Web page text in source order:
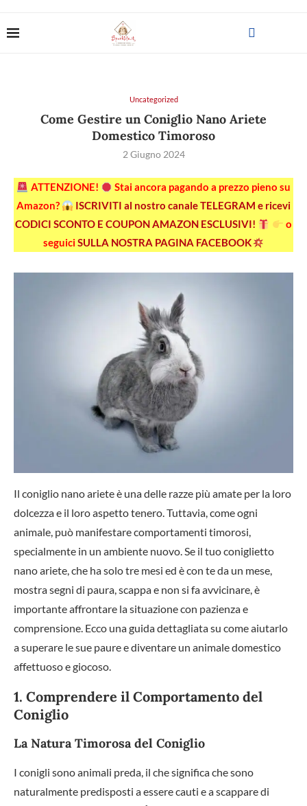
Uncategorized
Come Gestire un Coniglio Nano Ariete
Domestico Timoroso
2 Giugno 2024
ATTENZIONE!
Stai ancora pagando a prezzo pieno su
Amazon?
ISCRIVITI al nostro canale TELEGRAM e ricevi
CODICI SCONTO E COUPON AMAZON ESCLUSIVI!
o
seguiciSULLA NOSTRA PAGINA FACEBOOK
Il coniglio nano ariete è una delle razze più amate per la loro
dolcezza e il loro aspetto tenero. Tuttavia, come ogni
animale, può manifestare comportamenti timorosi,
specialmente in un ambiente nuovo. Se il tuo coniglietto
nano ariete, che ha solo tre mesi ed è con te da un mese,
mostra segni di paura, scappa e non si fa avvicinare, è
importante affrontare la situazione con pazienza e
comprensione. Ecco una guida dettagliata su come aiutarlo
a superare le sue paure e diventare un animale domestico
affettuoso e giocoso.
1. Comprendere il Comportamento del
Coniglio
La Natura Timorosa del Coniglio
I conigli sono animali preda, il che significa che sono
naturalmente predisposti a essere cauti e a scappare di